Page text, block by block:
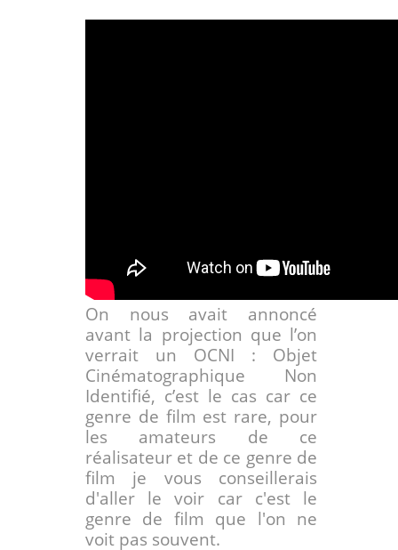
On nous avait annoncé
avant la projection que l’on
verrait un OCNI : Objet
Cinématographique Non
Identifié, c’est le cas car ce
genre de film est rare, pour
les amateurs de ce
réalisateur et de ce genre de
film je vous conseillerais
d'aller le voir car c'est le
genre de film que l'on ne
voit pas souvent.